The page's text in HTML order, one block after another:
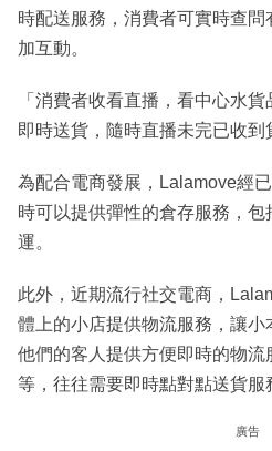
時配送服務，消費者可實時查
加互動。
「消費者收看直播，看中心水
即時送貨，隨時直播未完已收到
為配合電商發展，Lalamove經
時可以提供彈性的倉存服務，
運。
此外，近期流行社交電商，
體上的小店提供物流服務，讓
他們的客人提供方便即時的物
等，往往需要即時點對點送貨服
廣告